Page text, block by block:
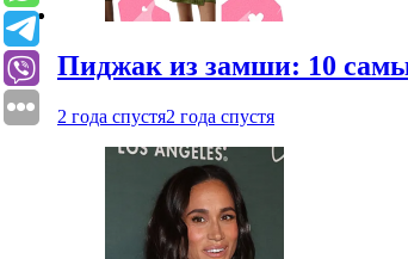
Пиджак из замши: 10
2 года спустя2 года спустя